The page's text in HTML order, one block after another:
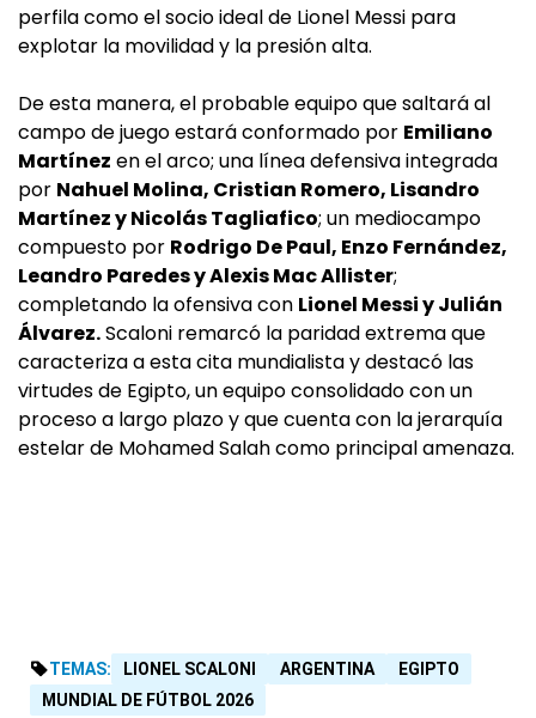
perfila como el socio ideal de Lionel Messi para
explotar la movilidad y la presión alta.
De esta manera, el probable equipo que saltará al
campo de juego estará conformado por Emiliano
Martínez en el arco; una línea defensiva integrada
por Nahuel Molina, Cristian Romero, Lisandro
Martínez y Nicolás Tagliafico; un mediocampo
compuesto por Rodrigo De Paul, Enzo Fernández,
Leandro Paredes y Alexis Mac Allister;
completando la ofensiva con Lionel Messi y Julián
Álvarez.Scaloni remarcó la paridad extrema que
caracteriza a esta cita mundialista y destacó las
virtudes de Egipto, un equipo consolidado con un
proceso a largo plazo y que cuenta con la jerarquía
estelar de Mohamed Salah como principal amenaza.
TEMAS: LIONEL SCALONI ARGENTINA
EGIPTO
MUNDIAL DE FÚTBOL 2026